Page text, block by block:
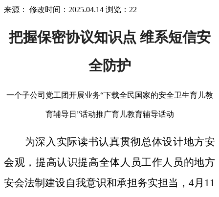
来源： 修改时间：2025.04.14 浏览：22
把握保密协议知识点 维系短信安
全防护
一个子公司党工团开展业务“下载全民国家的安全卫生育儿教
育辅导日”话动推广育儿教育辅导话动
为深入实际读书认真贯彻总体设计地方安
会观，提高认识提高全体人员工作人员的地方
安会法制建设自我意识和承担务实担当，4月11